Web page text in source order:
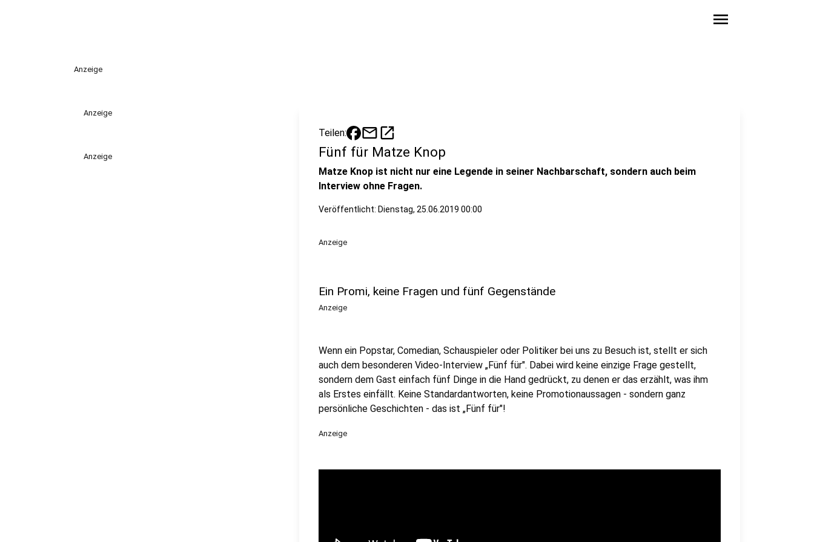
menu
Anzeige
Anzeige
Anzeige
Teilen: mailopen_in_new
Fünf für Matze Knop
Matze Knop ist nicht nur eine Legende in seiner Nachbarschaft, sondern auch beim
Interview ohne Fragen.
Veröffentlicht: Dienstag, 25.06.2019 00:00
Anzeige
Ein Promi, keine Fragen und fünf Gegenstände
Anzeige
Wenn ein Popstar, Comedian, Schauspieler oder Politiker bei uns zu Besuch ist, stellt er sich
auch dem besonderen Video-Interview „Fünf für". Dabei wird keine einzige Frage gestellt,
sondern dem Gast einfach fünf Dinge in die Hand gedrückt, zu denen er das erzählt, was ihm
als Erstes einfällt. Keine Standardantworten, keine Promotionaussagen - sondern ganz
persönliche Geschichten - das ist „Fünf für"!
Anzeige